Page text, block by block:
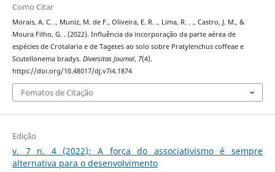
Como Citar
Morais, A. C. ., Muniz, M. de F., Oliveira, E. R. ., Lima, R. . ., Castro, J. M., &
Moura Filho, G. . (2022). Influência da incorporação da parte aérea de
espécies de Crotalaria e de Tagetes ao solo sobre Pratylenchus coffeae e
Scutellonema bradys. Diversitas Journal, 7(4).
https://doi.org/10.48017/dj.v7i4.1874
Fomatos de Citação
Edição
v. 7 n. 4 (2022): A força do associativismo é sempre
alternativa para o desenvolvimento